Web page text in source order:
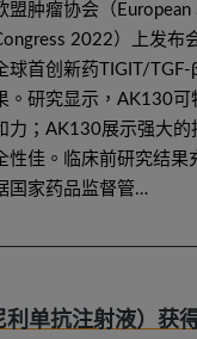
盟肿瘤协会（
2022）上发布
球首创新药TIGIT/
。研究显示，AK130可
力；AK130展示强大的
性佳。临床前研究结果
国家药品监督管…
单抗注射液）获